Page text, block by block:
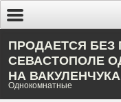
ПРОДАЕТСЯ
СЕВАСТОПОЛЕ
НА ВАКУЛЕНЧУКА
Однокомнатные